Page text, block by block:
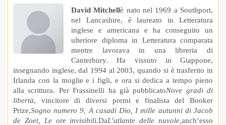
David Mitchellè nato nel 1969 a Southport,
nel Lancashire, è laureato in Letteratura
inglese e americana e ha conseguito un
ulteriore diploma in Letteratura comparata
mentre lavorava in una libreria di
Canterbury. Ha vissuto in Giappone,
insegnando inglese, dal 1994 al 2003, quando si è trasferito in
Irlanda con la moglie e i figli, e ora si dedica a tempo pieno
alla scrittura. Per Frassinelli ha già pubblicatoNove gradi di
libertà, vincitore di diversi premi e finalista del Booker
Prize,Sogno numero 9, A casadi Dio, I mille autunni di Jacob
de Zoet, Le ore invisibili.DaL’atlante delle nuvole,anch’esso